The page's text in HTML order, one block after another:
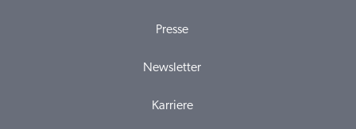
Presse
Newsletter
Karriere